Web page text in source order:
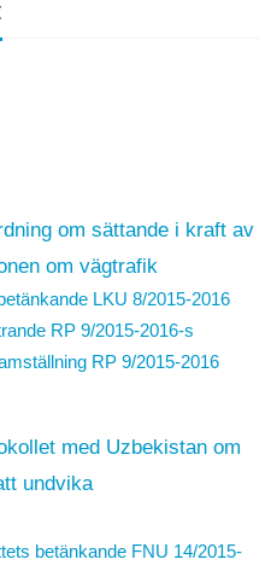
om sättande i kraft av
om vägtrafik
LKU 8/2015-2016
RP 9/2015-2016-s
RP 9/2015-2016
med Uzbekistan om
undvika
betänkande FNU 14/2015-